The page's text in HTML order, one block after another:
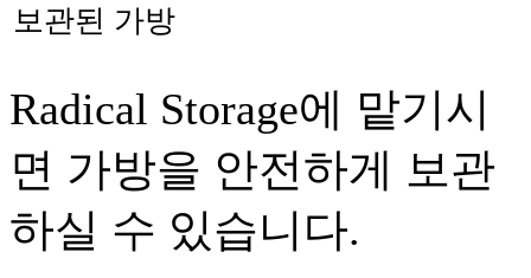
보관된 가방
Radical Storage에 맡기시
면 가방을 안전하게 보관
하실 수 있습니다.